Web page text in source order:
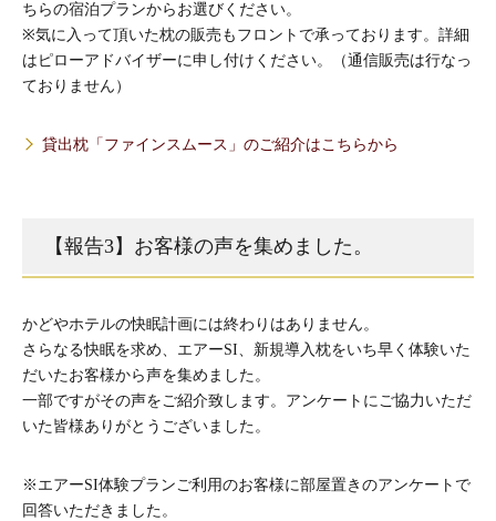
ちらの宿泊プランからお選びください。
※気に入って頂いた枕の販売もフロントで承っております。詳細
はピローアドバイザーに申し付けください。（通信販売は行なっ
ておりません）
貸出枕「ファインスムース」のご紹介はこちらから
【報告3】お客様の声を集めました。
かどやホテルの快眠計画には終わりはありません。
さらなる快眠を求め、エアーSI、新規導入枕をいち早く体験いた
だいたお客様から声を集めました。
一部ですがその声をご紹介致します。アンケートにご協力いただ
いた皆様ありがとうございました。
※エアーSI体験プランご利用のお客様に部屋置きのアンケートで
回答いただきました。